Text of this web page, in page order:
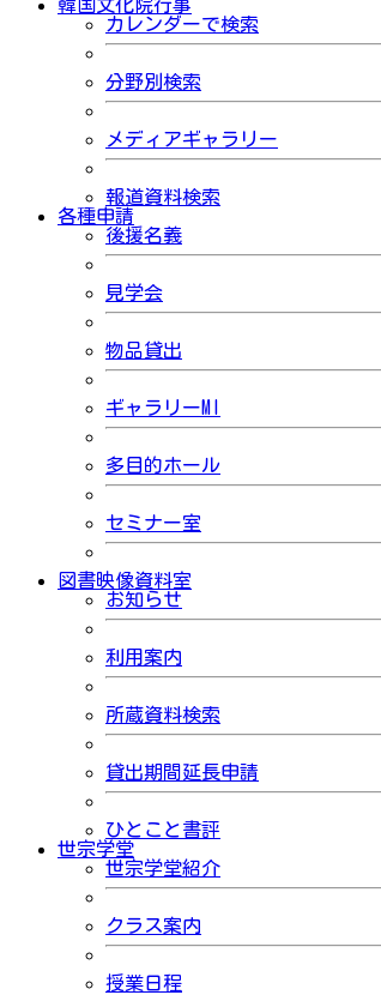
韓国文化院行事
カレンダーで検索
分野別検索
メディアギャラリー
報道資料検索
各種申請
後援名義
見学会
物品貸出
ギャラリーMI
多目的ホール
セミナー室
図書映像資料室
お知らせ
利用案内
所蔵資料検索
貸出期間延長申請
ひとこと書評
世宗学堂
世宗学堂紹介
クラス案内
授業日程